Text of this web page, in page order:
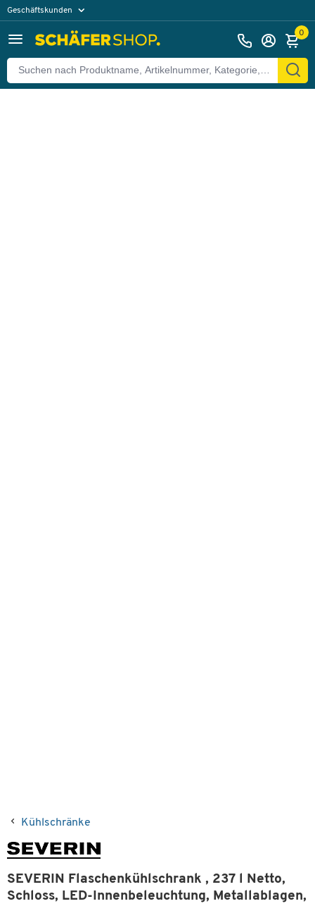
Geschäftskunden
0
Kühlschränke
SEVERIN Flaschenkühlschrank , 237 l Netto,
Schloss, LED-Innenbeleuchtung, Metallablagen,
Zurück